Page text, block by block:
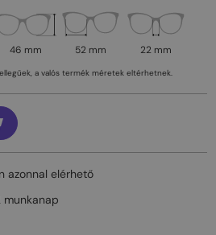
46 mm 52 mm 22 mm
a valós termék méretek eltérhetnek.
azonnal elérhető
munkanap